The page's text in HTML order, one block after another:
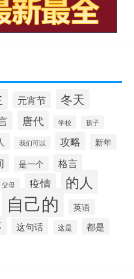
元宵节 冬天
唐代 学校 孩子
我们可以 攻略 新年
是一个 格言
父母 疫情 的人
自己的 英语
这句话 这是 都是